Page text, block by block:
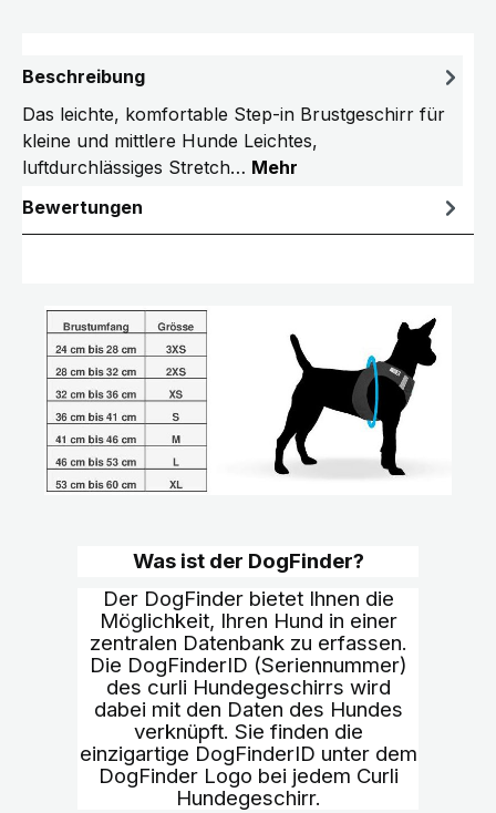
Beschreibung
Das leichte, komfortable Step-in Brustgeschirr für
kleine und mittlere Hunde Leichtes,
luftdurchlässiges Stretch… Mehr
Bewertungen
Was ist der DogFinder?
Der DogFinder bietet Ihnen die
Möglichkeit, Ihren Hund in einer
zentralen Datenbank zu erfassen.
Die DogFinderID (Seriennummer)
des curli Hundegeschirrs wird
dabei mit den Daten des Hundes
verknüpft. Sie finden die
einzigartige DogFinderID unter dem
DogFinder Logo bei jedem Curli
Hundegeschirr.